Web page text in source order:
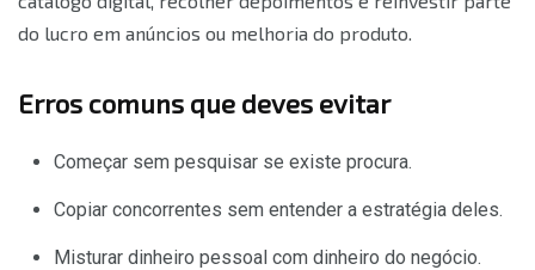
do lucro em anúncios ou melhoria do produto.
Erros comuns que deves evitar
Começar sem pesquisar se existe procura.
Copiar concorrentes sem entender a estratégia deles.
Misturar dinheiro pessoal com dinheiro do negócio.